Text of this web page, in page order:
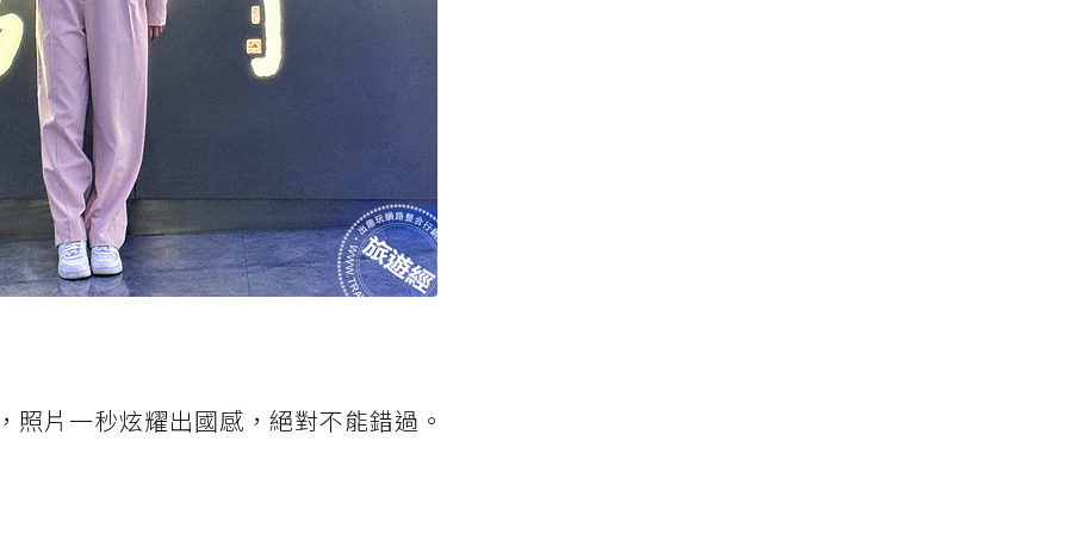
片一秒炫耀出國感，絕對不能錯過。